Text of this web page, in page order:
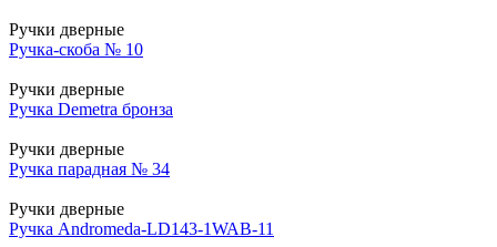
Ручки дверные
Ручка-скоба № 10
Ручки дверные
Ручка Demetra бронза
Ручки дверные
Ручка парадная № 34
Ручки дверные
Ручка Andromeda-LD143-1WAB-11